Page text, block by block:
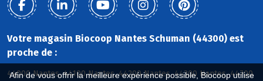
Afin de vous offrir la meilleure expérience possible, Biocoop utilise
Votre magasin Biocoop Nantes Schuman (44300) est
proche de :
44000 Nantes, 44100 Nantes, 44200 Nantes, 44300 Nantes, 44700